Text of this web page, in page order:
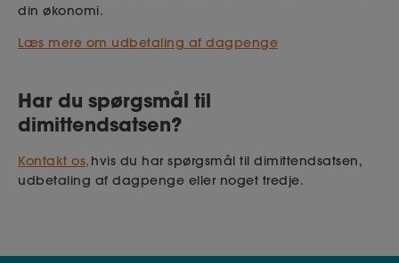
din økonomi.
Læs mere om udbetaling af dagpenge
Har du spørgsmål til
dimittendsatsen?
Kontakt os, hvis du har spørgsmål til dimittendsatsen,
udbetaling af dagpenge eller noget tredje.